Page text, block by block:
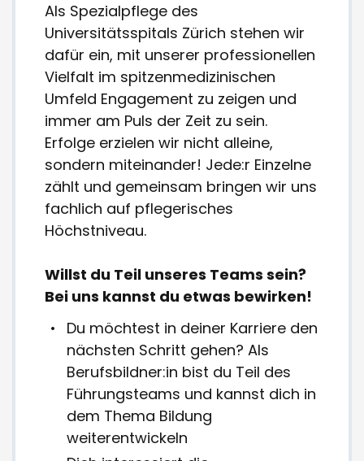
Als Spezialpflege des
Universitätsspitals Zürich stehen wir
dafür ein, mit unserer professionellen
Vielfalt im spitzenmedizinischen
Umfeld Engagement zu zeigen und
immer am Puls der Zeit zu sein.
Erfolge erzielen wir nicht alleine,
sondern miteinander! Jede:r Einzelne
zählt und gemeinsam bringen wir uns
fachlich auf pflegerisches
Höchstniveau.
Willst du Teil unseres Teams sein?
Bei uns kannst du etwas bewirken!
Du möchtest in deiner Karriere den
nächsten Schritt gehen? Als
Berufsbildner:in bist du Teil des
Führungsteams und kannst dich in
dem Thema Bildung
weiterentwickeln